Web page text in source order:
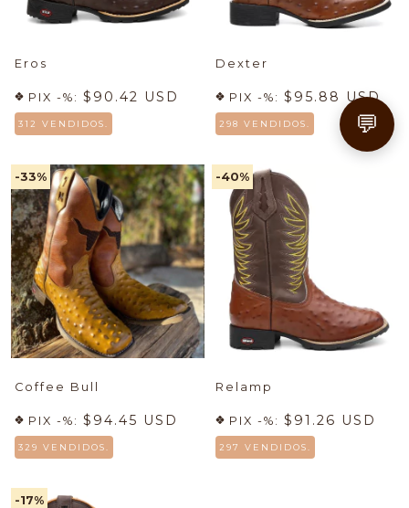
Eros
PIX -%: $90.42 USD
312 VENDIDOS.
Dexter
PIX -%: $95.88 USD
298 VENDIDOS.
-33%
Coffee Bull
PIX -%: $94.45 USD
329 VENDIDOS.
-40%
Relamp
PIX -%: $91.26 USD
297 VENDIDOS.
-17%
💬